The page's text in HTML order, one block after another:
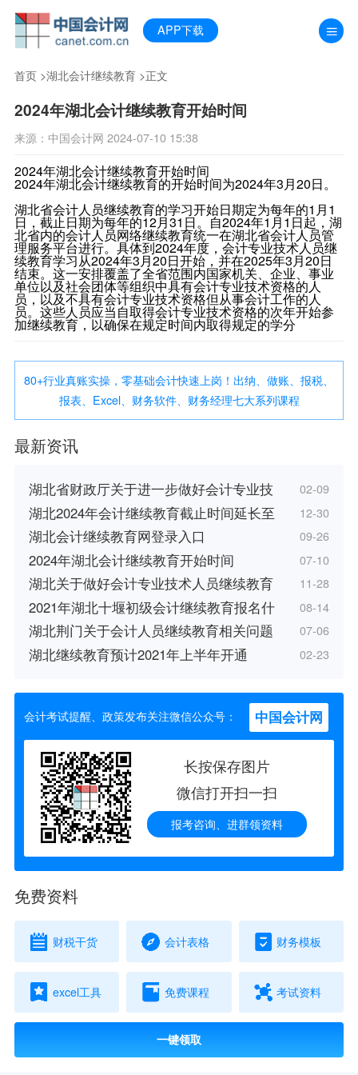
APP下载
首页>湖北会计继续教育>正文
2024年湖北会计继续教育开始时间
来源：中国会计网 2024-07-10 15:38
2024年湖北会计继续教育开始时间
2024年湖北会计继续教育的开始时间为2024年3月20日。‌
湖北省会计人员继续教育的学习开始日期定为每年的1月1
日，‌截止日期为每年的12月31日。‌自2024年1月1日起，‌湖
北省内的会计人员网络继续教育统一在湖北省会计人员管
理服务平台进行。‌具体到2024年度，‌会计专业技术人员继
续教育学习从2024年3月20日开始，‌并在2025年3月20日
结束。‌这一安排覆盖了全省范围内国家机关、‌企业、‌事业
单位以及社会团体等组织中具有会计专业技术资格的人
员，‌以及不具有会计专业技术资格但从事会计工作的人
员。‌这些人员应当自取得会计专业技术资格的次年开始参
加继续教育，‌以确保在规定时间内取得规定的学分
80+行业真账实操，零基础会计快速上岗！出纳、做账、报税、
报表、Excel、财务软件、财务经理七大系列课程
最新资讯
湖北省财政厅关于进一步做好会计专业技 02-09
湖北2024年会计继续教育截止时间延长至 12-30
湖北会计继续教育网登录入口 09-26
2024年湖北会计继续教育开始时间 07-10
湖北关于做好会计专业技术人员继续教育 11-28
2021年湖北十堰初级会计继续教育报名什 08-14
湖北荆门关于会计人员继续教育相关问题 07-06
湖北继续教育预计2021年上半年开通 02-23
会计考试提醒、政策发布关注微信公众号： 中国会计网
长按保存图片
微信打开扫一扫
报考咨询、进群领资料
免费资料
财税干货 会计表格 财务模板
excel工具 免费课程 考试资料
一键领取